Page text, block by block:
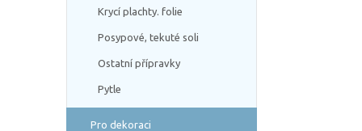
Krycí plachty. folie
Posypové, tekuté soli
Ostatní přípravky
Pytle
Pro dekoraci